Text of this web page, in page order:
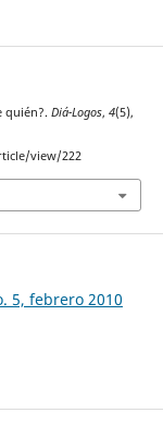
quién?. Diá-Logos, 4(5),
view/222
5, febrero 2010